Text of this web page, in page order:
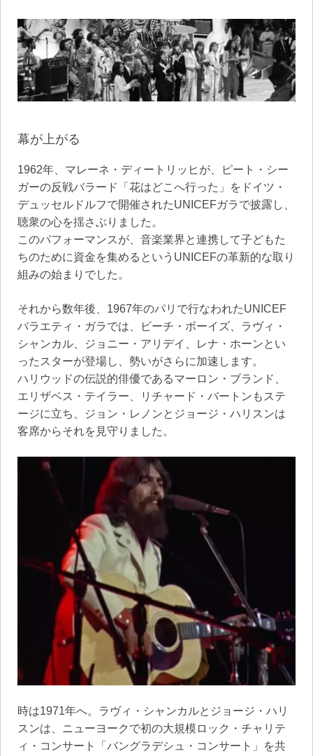
幕が上がる
1962年、マレーネ・ディートリッヒが、ピート・シー
ガーの反戦バラード「花はどこへ行った」をドイツ・
デュッセルドルフで開催されたUNICEFガラで披露し、
聴衆の心を揺さぶりました。
このパフォーマンスが、音楽業界と連携して子どもた
ちのために資金を集めるというUNICEFの革新的な取り
組みの始まりでした。
それから数年後、1967年のパリで行なわれたUNICEF
バラエティ・ガラでは、ビーチ・ボーイズ、ラヴィ・
シャンカル、ジョニー・アリデイ、レナ・ホーンとい
ったスターが登場し、勢いがさらに加速します。
ハリウッドの伝説的俳優であるマーロン・ブランド、
エリザベス・テイラー、リチャード・バートンもステ
ージに立ち、ジョン・レノンとジョージ・ハリスンは
客席からそれを見守りました。
時は1971年へ。ラヴィ・シャンカルとジョージ・ハリ
スンは、ニューヨークで初の大規模ロック・チャリテ
ィ・コンサート「バングラデシュ・コンサート」を共